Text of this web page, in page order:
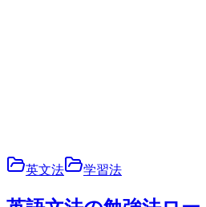
英文法 学習法